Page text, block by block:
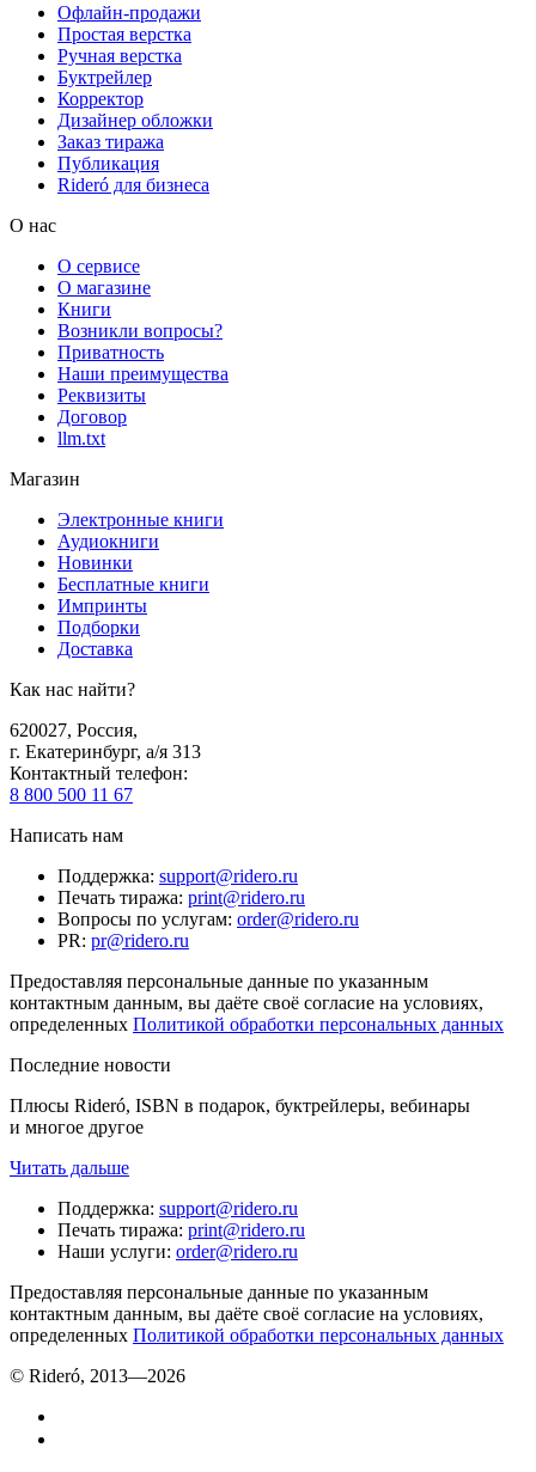
Офлайн-продажи
Простая верстка
Ручная верстка
Буктрейлер
Корректор
Дизайнер обложки
Заказ тиража
Публикация
Rideró для бизнеса
О нас
О сервисе
О магазине
Книги
Возникли вопросы?
Приватность
Наши преимущества
Реквизиты
Договор
llm.txt
Магазин
Электронные книги
Аудиокниги
Новинки
Бесплатные книги
Импринты
Подборки
Доставка
Как нас найти?
620027, Россия,
г. Екатеринбург, а/я 313
Контактный телефон:
8 800 500 11 67
Написать нам
Поддержка: support@ridero.ru
Печать тиража: print@ridero.ru
Вопросы по услугам: order@ridero.ru
PR: pr@ridero.ru
Предоставляя персональные данные по указанным
контактным данным, вы даёте своё согласие на условиях,
определенных Политикой обработки персональных данных
Последние новости
Плюсы Rideró, ISBN в подарок, буктрейлеры, вебинары
и многое другое
Читать дальше
Поддержка: support@ridero.ru
Печать тиража: print@ridero.ru
Наши услуги: order@ridero.ru
Предоставляя персональные данные по указанным
контактным данным, вы даёте своё согласие на условиях,
определенных Политикой обработки персональных данных
© Rideró, 2013—2026